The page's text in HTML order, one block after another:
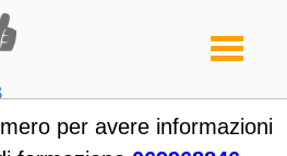
Toggle
per avere informazioni